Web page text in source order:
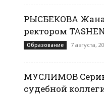
РЫСБЕКОВА
ректором
Образование 7 августа,
МУСЛИМОВ
судебной